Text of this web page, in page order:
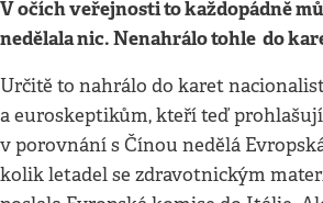
V očích veřejnosti to každopádně
nedělala nic. Nenahrálo tohle do
Určitě to nahrálo do karet
a euroskeptikům, kteří teď
v porovnání s Čínou nedělá
kolik letadel se zdravotnickým